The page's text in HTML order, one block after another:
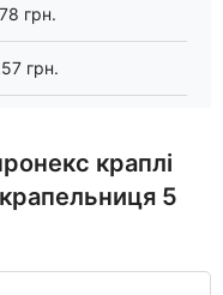
грн.
грн.
краплі
5